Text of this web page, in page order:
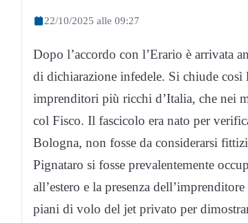
22/10/2025 alle 09:27
Dopo l’accordo con l’Erario è arrivata
di dichiarazione infedele. Si chiude
imprenditori più ricchi d’Italia, che nei
col Fisco. Il fascicolo era nato per
Bologna, non fosse da considerarsi
Pignataro si fosse prevalentemente
all’estero e la presenza
piani di volo del jet privato per